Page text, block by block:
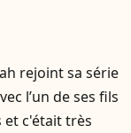
rejoint sa série
l’un de ses fils
et c'était très